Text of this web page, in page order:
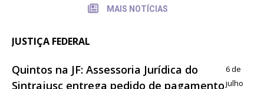
MAIS NOTÍCIAS
JUSTIÇA FEDERAL
Quintos na JF: Assessoria Jurídica do
Sintrajusc entrega pedido de pagamento
6 de
julho